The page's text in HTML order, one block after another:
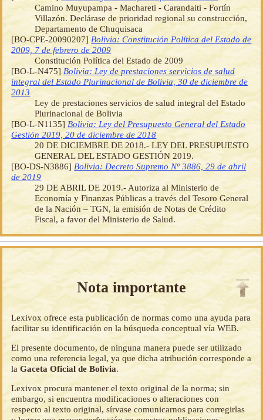
Camino Muyupampa - Machareti - Carandaiti - Fortín
Villazón. Declárase de prioridad regional su construcción,
Departamento de Chuquisaca
[BO-CPE-20090207]Bolivia: Constitución Política del Estado de
2009, 7 de febrero de 2009
Constitución Política del Estado de 2009
[BO-L-N475]Bolivia: Ley de prestaciones servicios de salud
integral del Estado Plurinacional de Bolivia, 30 de diciembre de
2013
Ley de prestaciones servicios de salud integral del Estado
Plurinacional de Bolivia
[BO-L-N1135]Bolivia: Ley del Presupuesto General del Estado
Gestión 2019, 20 de diciembre de 2018
20 DE DICIEMBRE DE 2018.- LEY DEL PRESUPUESTO
GENERAL DEL ESTADO GESTIÓN 2019.
[BO-DS-N3886]Bolivia: Decreto Supremo Nº 3886, 29 de abril
de 2019
29 DE ABRIL DE 2019.- Autoriza al Ministerio de
Economía y Finanzas Públicas a través del Tesoro General
de la Nación – TGN, la emisión de Notas de Crédito
Fiscal, a favor del Ministerio de Salud.
Nota importante
Lexivox ofrece esta publicación de normas como una ayuda para
facilitar su identificación en la búsqueda conceptual vía WEB.
El presente documento, de ninguna manera puede ser utilizado
como una referencia legal, ya que dicha atribución corresponde a
laGaceta Oficial de Bolivia.
Lexivox procura mantener el texto original de la norma; sin
embargo, si encuentra modificaciones o alteraciones con
respecto al texto original, sírvase comunicarnos para corregirlas